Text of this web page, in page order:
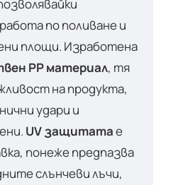
по поливане и
площи. Изработена
PP материал, тя
на продукта,
удари и
UV защитатае
понеже предпазва
слънчеви лъчи,